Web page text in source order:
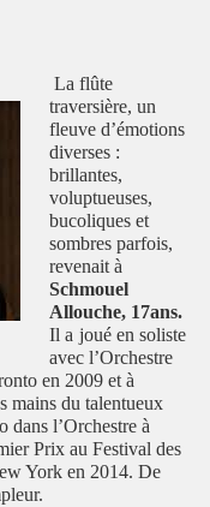
La flûte
traversière, un
fleuve d’émotions
diverses :
brillantes,
voluptueuses,
bucoliques et
sombres parfois,
revenait à
Schmouel
Allouche, 17ans.
Il a joué en soliste
avec l’Orchestre
en 2009 et à
mains du talentueux
dans l’Orchestre à
Prix au Festival des
York en 2014. De